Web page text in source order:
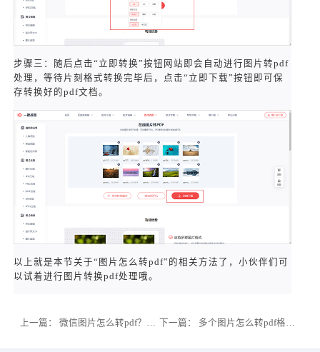
步骤三：随后点击“立即转换”按钮网站即会自动进行图片转pdf
处理，等待片刻格式转换完毕后，点击“立即下载”按钮即可保
存转换好的pdf文档。
以上就是本节关于“图片怎么转pdf”的相关方法了，小伙伴们可
以试着进行图片转换pdf处理哦。
上一篇： 微信图片怎么转pdf？教你在线简单转换的方法 下一篇： 多个图片怎么转pdf格式？教你批量把图片转pdf格式的方法